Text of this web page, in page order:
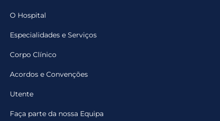
O Hospital
Especialidades e Serviços
Corpo Clínico
Acordos e Convenções
Utente
Faça parte da nossa Equipa